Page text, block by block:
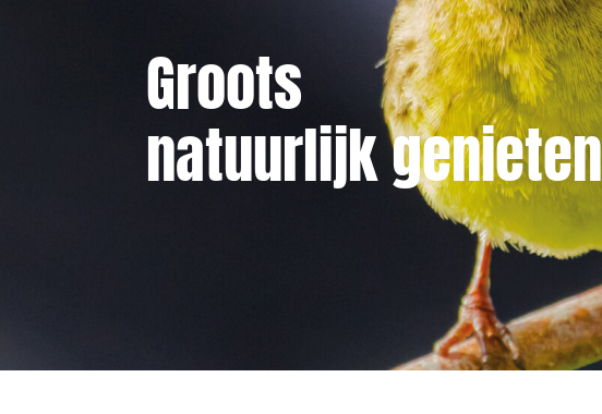
Groots
natuurlijk genieten